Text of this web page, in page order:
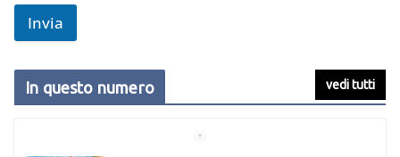
Invia
In questo numero vedi tutti
Stretto di Messina
27 Luglio 2026